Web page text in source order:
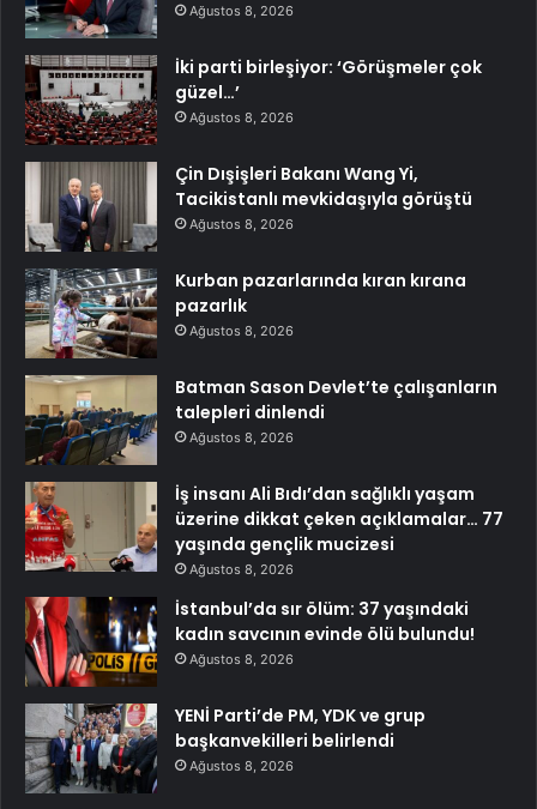
Ağustos 8, 2026
İki parti birleşiyor: ‘Görüşmeler çok
güzel…’
Ağustos 8, 2026
Çin Dışişleri Bakanı Wang Yi,
Tacikistanlı mevkidaşıyla görüştü
Ağustos 8, 2026
Kurban pazarlarında kıran kırana
pazarlık
Ağustos 8, 2026
Batman Sason Devlet’te çalışanların
talepleri dinlendi
Ağustos 8, 2026
İş insanı Ali Bıdı’dan sağlıklı yaşam
üzerine dikkat çeken açıklamalar… 77
yaşında gençlik mucizesi
Ağustos 8, 2026
İstanbul’da sır ölüm: 37 yaşındaki
kadın savcının evinde ölü bulundu!
Ağustos 8, 2026
YENİ Parti’de PM, YDK ve grup
başkanvekilleri belirlendi
Ağustos 8, 2026